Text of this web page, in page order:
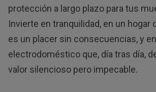
protección a largo plazo para tus
Invierte en tranquilidad, en un hogar
es un placer sin consecuencias, y
electrodoméstico que, día tras día,
valor silencioso pero impecable.